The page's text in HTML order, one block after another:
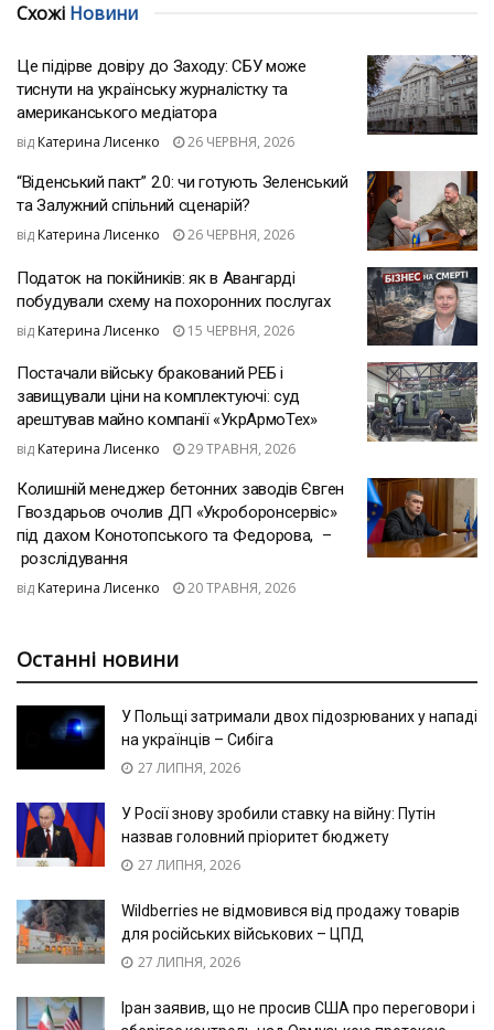
Схожі Новини
Це підірве довіру до Заходу: СБУ може
тиснути на українську журналістку та
американського медіатора
від Катерина Лисенко 26 ЧЕРВНЯ, 2026
“Віденський пакт” 2.0: чи готують Зеленський
та Залужний спільний сценарій?
від Катерина Лисенко 26 ЧЕРВНЯ, 2026
Податок на покійників: як в Авангарді
побудували схему на похоронних послугах
від Катерина Лисенко 15 ЧЕРВНЯ, 2026
Постачали війську бракований РЕБ і
завищували ціни на комплектуючі: суд
арештував майно компанії «УкрАрмоТех»
від Катерина Лисенко 29 ТРАВНЯ, 2026
Колишній менеджер бетонних заводів Євген
Гвоздарьов очолив ДП «Укроборонсервіс»
під дахом Конотопського та Федорова, –
розслідування
від Катерина Лисенко 20 ТРАВНЯ, 2026
Останні новини
У Польщі затримали двох підозрюваних у нападі
на українців – Сибіга
27 ЛИПНЯ, 2026
У Росії знову зробили ставку на війну: Путін
назвав головний пріоритет бюджету
27 ЛИПНЯ, 2026
Wildberries не відмовився від продажу товарів
для російських військових – ЦПД
27 ЛИПНЯ, 2026
Іран заявив, що не просив США про переговори і